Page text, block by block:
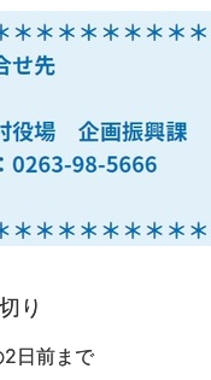
り
2日前まで